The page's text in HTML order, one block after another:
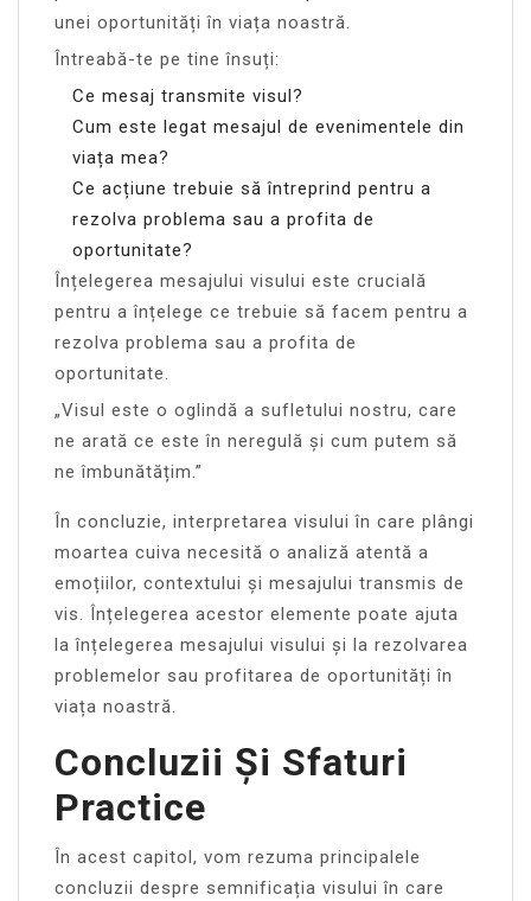
unei oportunități în viața noastră.
Întreabă-te pe tine însuți:
Ce mesaj transmite visul?
Cum este legat mesajul de evenimentele din
viața mea?
Ce acțiune trebuie să întreprind pentru a
rezolva problema sau a profita de
oportunitate?
Înțelegerea mesajului visului este crucială
pentru a înțelege ce trebuie să facem pentru a
rezolva problema sau a profita de
oportunitate.
„Visul este o oglindă a sufletului nostru, care
ne arată ce este în neregulă și cum putem să
ne îmbunătățim.”
În concluzie, interpretarea visului în care plângi
moartea cuiva necesită o analiză atentă a
emoțiilor, contextului și mesajului transmis de
vis. Înțelegerea acestor elemente poate ajuta
la înțelegerea mesajului visului și la rezolvarea
problemelor sau profitarea de oportunități în
viața noastră.
Concluzii Și Sfaturi
Practice
În acest capitol, vom rezuma principalele
concluzii despre semnificația visului în care